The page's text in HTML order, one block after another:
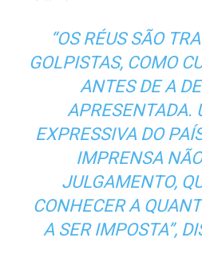
“OS RÉUS SÃO
GOLPISTAS, COMO
ANTES DE A
APRESENTADA.
EXPRESSIVA DO
IMPRENSA
JULGAMENTO,
CONHECER A
A SER IMPOSTA”,